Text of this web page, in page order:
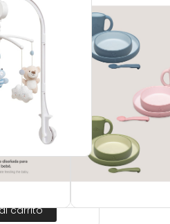
Azul OSI01-...
Incluido
carrito